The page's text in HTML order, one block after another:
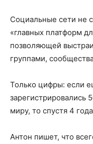
Социальные сети не
«главных платформ
позволяющей
группами,
Только цифры: если
зарегистрировались
миру, то спустя 4
Антон пишет, что